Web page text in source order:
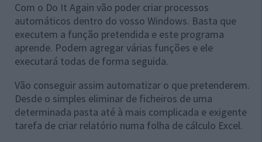
Com o Do It Again vão poder criar processos
automáticos dentro do vosso Windows. Basta que
executem a função pretendida e este programa
aprende. Podem agregar várias funções e ele
executará todas de forma seguida.
Vão conseguir assim automatizar o que pretenderem.
Desde o simples eliminar de ficheiros de uma
determinada pasta até à mais complicada e exigente
tarefa de criar relatório numa folha de cálculo Excel.